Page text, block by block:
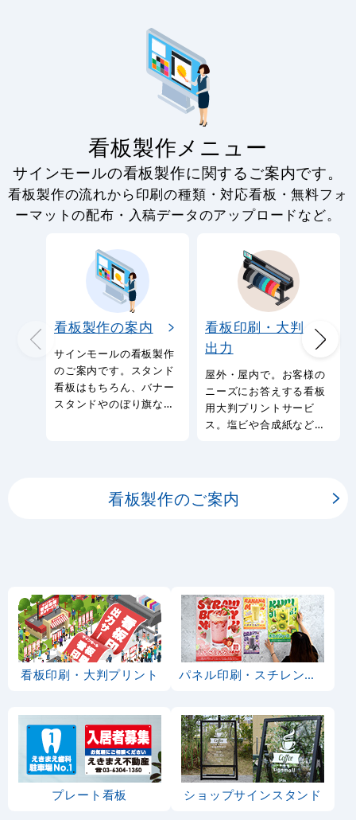
看板製作メニュー
サインモールの看板製作に関するご案内です。
看板製作の流れから印刷の種類・対応看板・無料フォ
ーマットの配布・入稿データのアップロードなど。
看板製作の案内
サインモールの看板製作
のご案内です。スタンド
看板はもちろん、バナー
スタンドやのぼり旗など
看板印刷・大判
出力
屋外・屋内で。お客様の
ニーズにお答えする看板
用大判プリントサービ
ス。塩ビや合成紙など看
看板製作のご案内
看板印刷・大判プリント パネル印刷・スチレンボード
プレート看板 ショップサインスタンド